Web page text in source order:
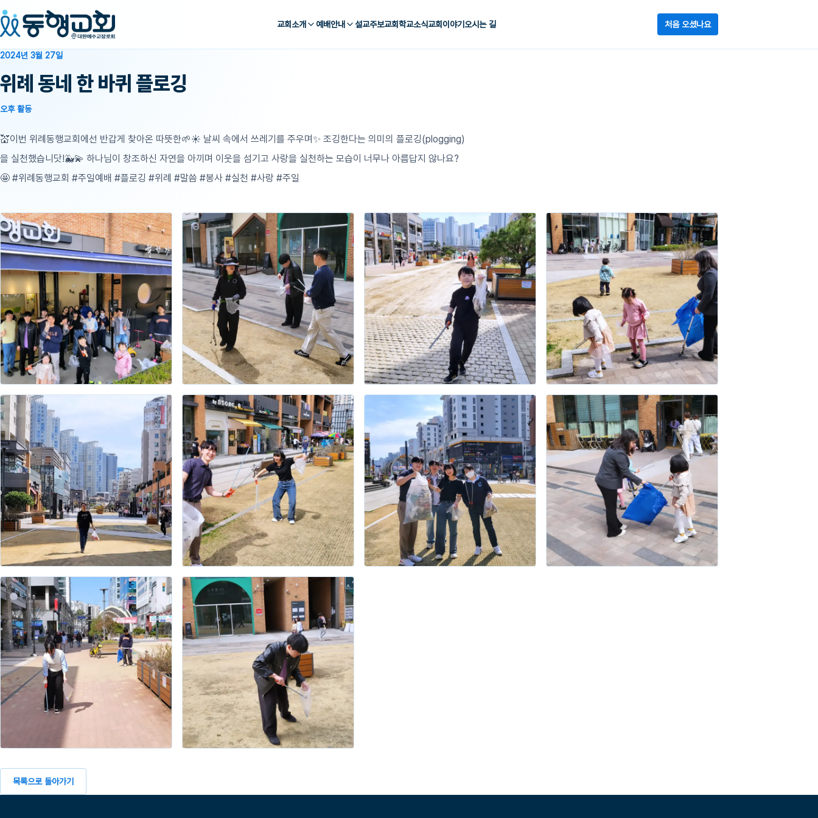
교회소개 예배안내 설교주보교회학교소식교회이야기 오시는 길 처음 오셨나요
2024년 3월 27일
위례 동네 한 바퀴 플로깅
오후 활동
💒이번 위례동행교회에선 반갑게 찾아온 따뜻한🌱☀ 날씨 속에서 쓰레기를 주우며✨ 조깅한다는 의미의 플로깅(plogging)
을 실천했습니닷!🐳💫 하나님이 창조하신 자연을 아끼며 이웃을 섬기고 사랑을 실천하는 모습이 너무나 아름답지 않나요?
🤩 #위례동행교회 #주일예배 #플로깅 #위례 #말씀 #봉사 #실천 #사랑 #주일
목록으로 돌아가기